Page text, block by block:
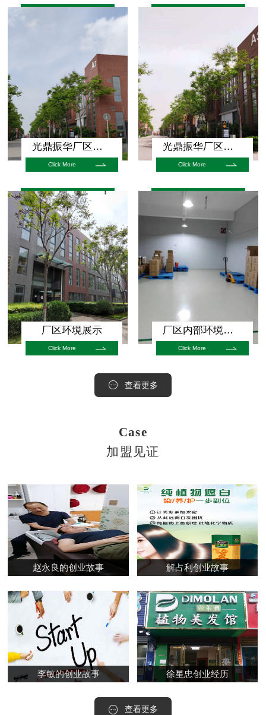
光鼎振华厂区展示
Click More
光鼎振华厂区展示
Click More
厂区环境展示
Click More
厂区内部环境展示
Click More
查看更多
Case
加盟见证
赵永良的创业故事 解占利创业故事
李敏的创业故事 徐星忠创业经历
查看更多